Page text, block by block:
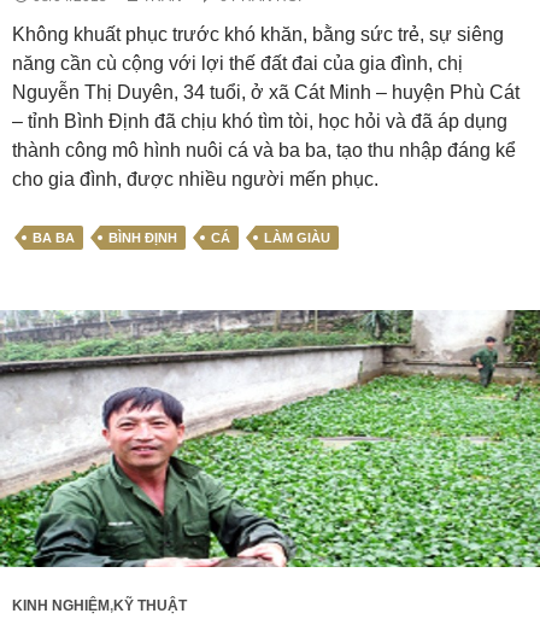
Không khuất phục trước khó khăn, bằng sức trẻ, sự siêng
năng cần cù cộng với lợi thế đất đai của gia đình, chị
Nguyễn Thị Duyên, 34 tuổi, ở xã Cát Minh – huyện Phù Cát
– tỉnh Bình Định đã chịu khó tìm tòi, học hỏi và đã áp dụng
thành công mô hình nuôi cá và ba ba, tạo thu nhập đáng kể
cho gia đình, được nhiều người mến phục.
BA BA BÌNH ĐỊNH CÁ LÀM GIÀU
KINH NGHIỆM ,KỸ THUẬT